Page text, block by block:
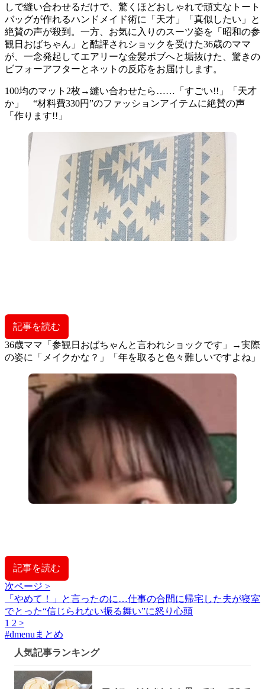
しで縫い合わせるだけで、驚くほどおしゃれで頑丈なトート
バッグが作れるハンドメイド術に「天才」「真似したい」と
絶賛の声が殺到。一方、お気に入りのスーツ姿を「昭和の参
観日おばちゃん」と酷評されショックを受けた36歳のママ
が、一念発起してエアリーな金髪ボブへと垢抜けた、驚きの
ビフォーアフターとネットの反応をお届けします。
100均のマット2枚→縫い合わせたら……「すごい!!」「天才
か」 “材料費330円”のファッションアイテムに絶賛の声
「作ります!!」
記事を読む
36歳ママ「参観日おばちゃんと言われショックです」→実際
の姿に「メイクかな？」「年を取ると色々難しいですよね」
記事を読む
次ページ >
「やめて！」と言ったのに…仕事の合間に帰宅した夫が寝室
でとった“信じられない振る舞い”に怒り心頭
1 2 >
#dmenuまとめ
人気記事ランキング